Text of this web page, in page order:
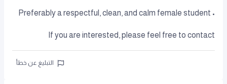
• Preferably a respectful, clean, and calm female student
If you are interested, please feel free to contact
التبليغ عن خطأ